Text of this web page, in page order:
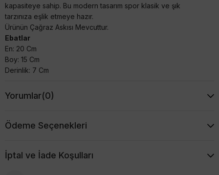
kapasiteye sahip. Bu modern tasarım spor klasik ve şık
tarzınıza eşlik etmeye hazır.
Ürünün Çağraz Askısı Mevcuttur.
Ebatlar
En: 20 Cm
Boy: 15 Cm
Derinlik: 7 Cm
Yorumlar(0)
Ödeme Seçenekleri
İptal ve İade Koşulları